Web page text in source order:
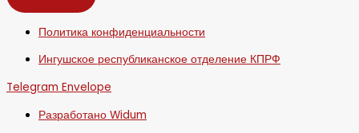
Политика конфиденциальности
Ингушское республиканское отделение КПРФ
Telegram Envelope
Разработано Widum